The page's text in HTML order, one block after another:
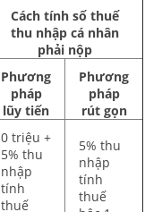
Cách tính số thuế
thu nhập cá nhân
phải nộp
Phương
pháp
lũy tiến
Phương
pháp
rút gọn
0 triệu +
5% thu
nhập
tính
thuế
5% thu
nhập
tính
thuế